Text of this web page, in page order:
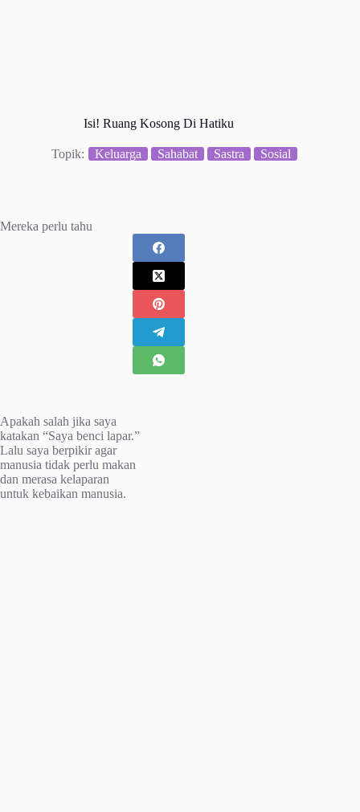
Isi! Ruang Kosong Di Hatiku
Topik: Keluarga Sahabat Sastra Sosial
Mereka perlu tahu
Apakah salah jika saya
katakan “Saya benci lapar.”
Lalu saya berpikir agar
manusia tidak perlu makan
dan merasa kelaparan
untuk kebaikan manusia.